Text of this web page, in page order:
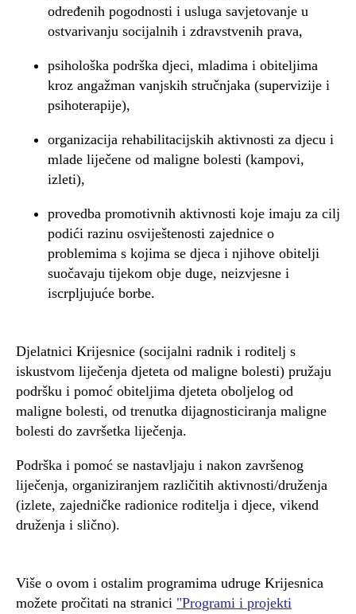
određenih pogodnosti i usluga savjetovanje u
ostvarivanju socijalnih i zdravstvenih prava,
psihološka podrška djeci, mladima i obiteljima
kroz angažman vanjskih stručnjaka (supervizije i
psihoterapije),
organizacija rehabilitacijskih aktivnosti za djecu i
mlade liječene od maligne bolesti (kampovi,
izleti),
provedba promotivnih aktivnosti koje imaju za cilj
podići razinu osviještenosti zajednice o
problemima s kojima se djeca i njihove obitelji
suočavaju tijekom obje duge, neizvjesne i
iscrpljujuće borbe.
Djelatnici Krijesnice (socijalni radnik i roditelj s
iskustvom liječenja djeteta od maligne bolesti) pružaju
podršku i pomoć obiteljima djeteta oboljelog od
maligne bolesti, od trenutka dijagnosticiranja maligne
bolesti do završetka liječenja.
Podrška i pomoć se nastavljaju i nakon završenog
liječenja, organiziranjem različitih aktivnosti/druženja
(izlete, zajedničke radionice roditelja i djece, vikend
druženja i slično).
Više o ovom i ostalim programima udruge Krijesnica
možete pročitati na stranici "Programi i projekti